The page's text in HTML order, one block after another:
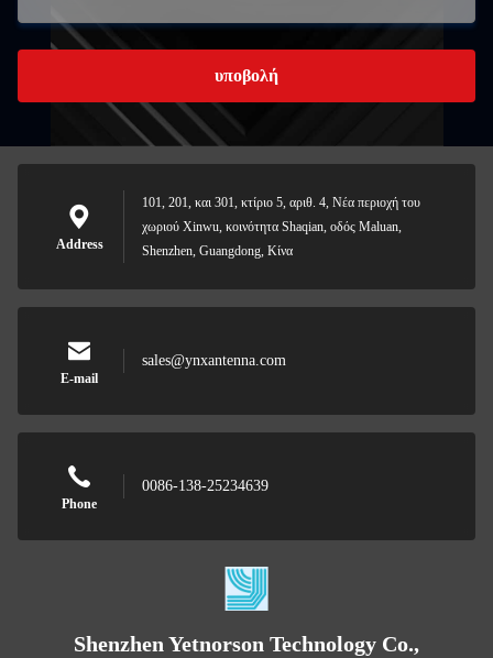
υποβολή
Address
101, 201, και 301, κτίριο 5, αριθ. 4, Νέα περιοχή του
χωριού Xinwu, κοινότητα Shaqian, οδός Maluan,
Shenzhen, Guangdong, Κίνα
E-mail
sales@ynxantenna.com
Phone
0086-138-25234639
Shenzhen Yetnorson Technology Co.,